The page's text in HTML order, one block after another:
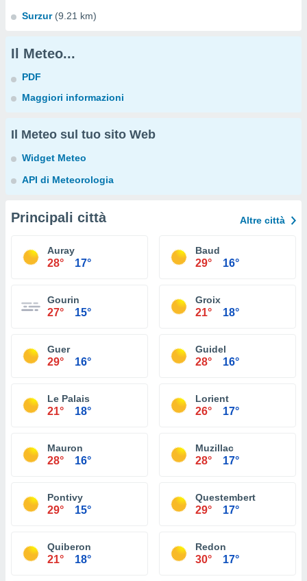
Surzur (9.21 km)
Il Meteo...
PDF
Maggiori informazioni
Il Meteo sul tuo sito Web
Widget Meteo
API di Meteorologia
Principali città Altre città
Auray
28° 17°
Baud
29° 16°
Gourin
27° 15°
Groix
21° 18°
Guer
29° 16°
Guidel
28° 16°
Le Palais
21° 18°
Lorient
26° 17°
Mauron
28° 16°
Muzillac
28° 17°
Pontivy
29° 15°
Questembert
29° 17°
Quiberon
21° 18°
Redon
30° 17°